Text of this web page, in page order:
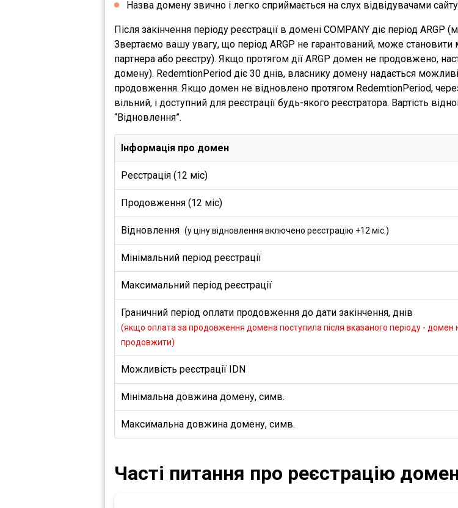
Назва домену звично і легко сприймається на слух відвідувачами
Після закінчення періоду реєстрації в домені COMPANY діє період
Звертаємо вашу увагу, що період ARGP не гарантований, може
партнера або реєстру). Якщо протягом дії ARGP домен не продовжено,
домену). RedemtionPeriod діє 30 днів, власнику домену надається
продовження. Якщо домен не відновлено протягом RedemtionPeriod,
вільний, і доступний для реєстрації будь-якого реєстратора. Вартість
“Відновлення”.
Інформація про домен
Реєстрація (12 міс)
Продовження (12 міс)
Відновлення (у ціну відновлення включено реєстрацію +12 міс.)
Мінімальний період реєстрації
Максимальний період реєстрації
Граничний період оплати продовження до дати закінчення, днів
(якщо оплата за продовження домена поступила після вказаного періоду -
продовжити)
Можливість реєстрації IDN
Мінімальна довжина домену, симв.
Максимальна довжина домену, симв.
Часті питання про реєстрацію